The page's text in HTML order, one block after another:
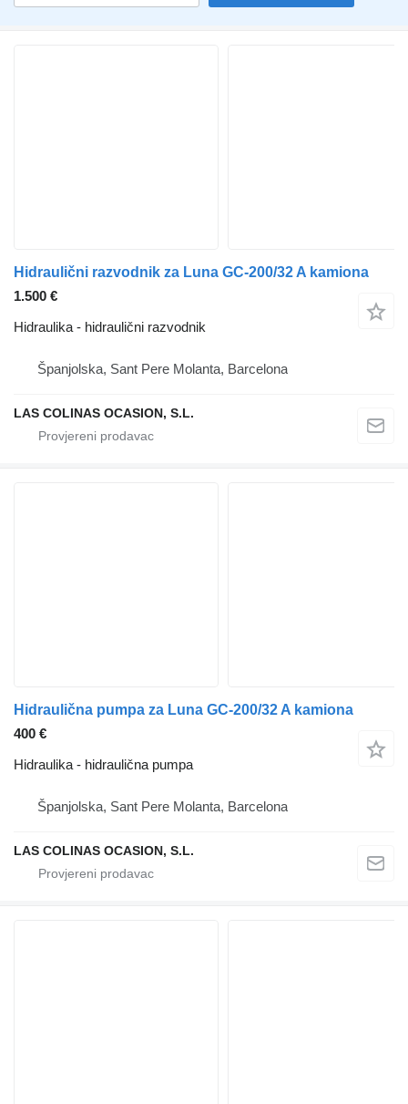
Hidraulični razvodnik za Luna GC-200/32 A kamiona
1.500 €
Hidraulika - hidraulični razvodnik
Španjolska, Sant Pere Molanta, Barcelona
LAS COLINAS OCASION, S.L.
Hidraulična pumpa za Luna GC-200/32 A kamiona
400 €
Hidraulika - hidraulična pumpa
Španjolska, Sant Pere Molanta, Barcelona
LAS COLINAS OCASION, S.L.